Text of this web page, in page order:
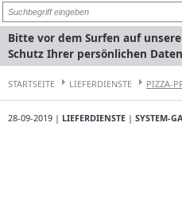
Bitte vor dem Surfen auf
Schutz Ihrer persönlichen
STARTSEITE LIEFERDIENSTE PIZZA-
28-09-2019 | LIEFERDIENSTE | SYSTEM-